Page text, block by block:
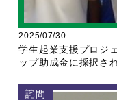
2025/07/30
学生起業支援プロジ
ップ助成金に採択さ
詫間